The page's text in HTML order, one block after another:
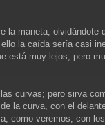
maneta,
la caída sería casi
muy lejos, pero
curvas; pero sirva
la curva, con el
como veremos, con